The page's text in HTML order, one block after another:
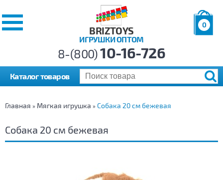
BRIZTOYS
ИГРУШКИ ОПТОМ
0
р.
8-(800)10-16-726
Каталог товаров
Главная » Мягкая игрушка » Собака 20 см бежевая
Собака 20 см бежевая